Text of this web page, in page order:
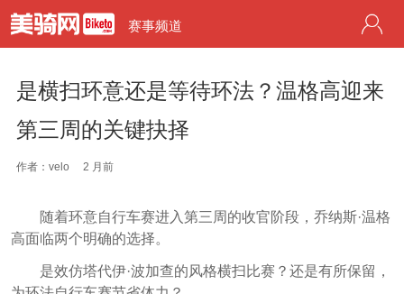
赛事频道
是横扫环意还是等待环法？温格高迎来
第三周的关键抉择
作者：velo 2 月前
随着环意自行车赛进入第三周的收官阶段，乔纳斯·温格
高面临两个明确的选择。
是效仿塔代伊·波加查的风格横扫比赛？还是有所保留，